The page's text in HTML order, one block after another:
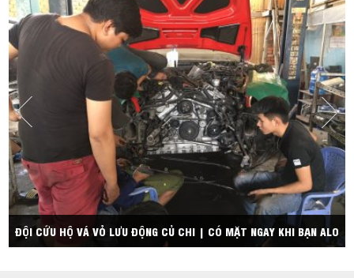
ĐỘI CỨU HỘ VÁ VỎ LƯU ĐỘNG CỦ CHI | CÓ MẶT NGAY KHI BẠN ALO